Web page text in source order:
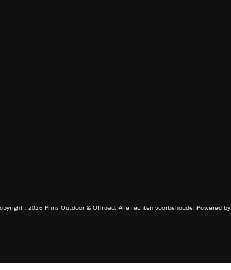
; 2026 Prins Outdoor & Offroad. Alle rechten voorbehoudenPowered by